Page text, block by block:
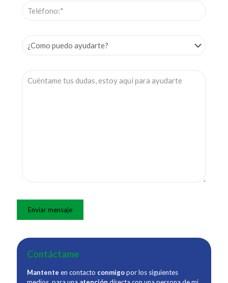
Contáctame
Mantente en contacto conmigopor los siguientes